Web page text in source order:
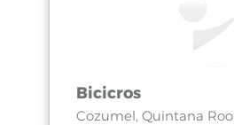
Bicicros
Cozumel, Quintana Roo